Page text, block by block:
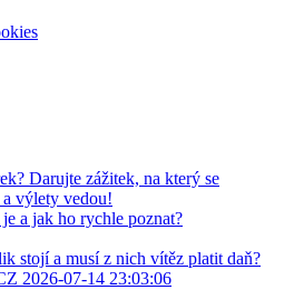
Darujte zážitek, na který se
výlety vedou!
a jak ho rychle poznat?
stojí a musí z nich vítěz platit daň?
2026-07-14 23:03:06